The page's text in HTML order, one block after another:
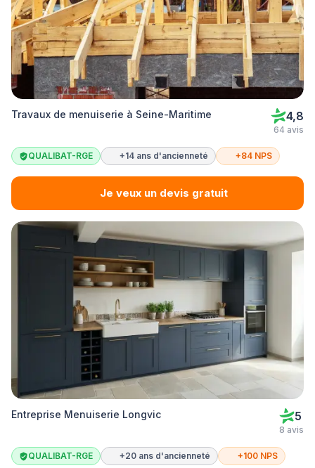
Travaux de menuiserie à Seine-Maritime 4,8
64 avis
QUALIBAT-RGE +14 ans d'ancienneté +84 NPS
Je veux un devis gratuit
Entreprise Menuiserie Longvic 5
8 avis
QUALIBAT-RGE +20 ans d'ancienneté +100 NPS